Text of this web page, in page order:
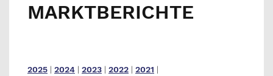
MARKTBERICHTE
2025 | 2024 | 2023 | 2022 | 2021 |